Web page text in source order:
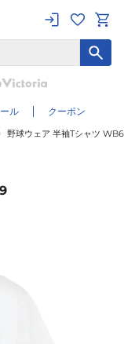
ル クーポン
野球ウェア 半袖Tシャツ